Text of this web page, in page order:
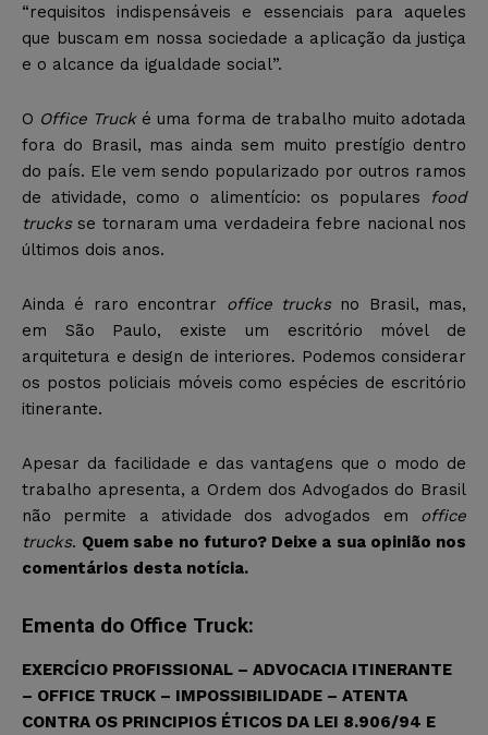
“requisitos indispensáveis e essenciais para aqueles
que buscam em nossa sociedade a aplicação da justiça
e o alcance da igualdade social”.
O Office Trucké uma forma de trabalho muito adotada
fora do Brasil, mas ainda sem muito prestígio dentro
do país. Ele vem sendo popularizado por outros ramos
de atividade, como o alimentício: os populares
food
trucksse tornaram uma verdadeira febre nacional nos
últimos dois anos.
Ainda é raro encontrar office trucksno Brasil, mas,
em São Paulo, existe um escritório móvel de
arquitetura e design de interiores. Podemos considerar
os postos policiais móveis como espécies de escritório
itinerante.
Apesar da facilidade e das vantagens que o modo de
trabalho apresenta, a Ordem dos Advogados do Brasil
não permite a atividade dos advogados em office
trucks. Quem sabe no futuro? Deixe a sua opinião nos
comentários desta notícia.
Ementa do Office Truck:
EXERCÍCIO PROFISSIONAL – ADVOCACIA ITINERANTE
– OFFICE TRUCK – IMPOSSIBILIDADE – ATENTA
CONTRA OS PRINCIPIOS ÉTICOS DA LEI 8.906/94 E